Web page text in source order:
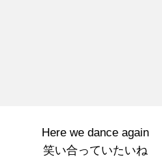
Here we dance again
笑い合っていたいね